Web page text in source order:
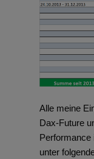
Alle meine
Dax-Future
Performance
unter